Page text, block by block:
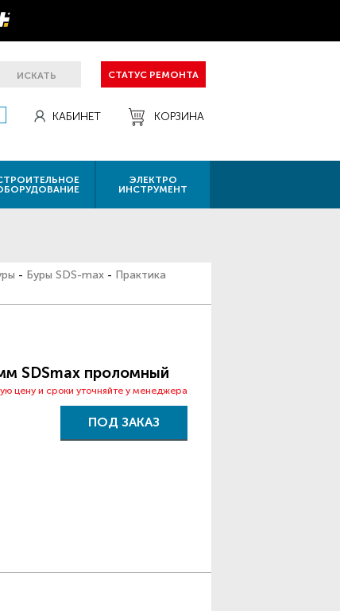
ИСКАТЬ СТАТУС РЕМОНТА
КАБИНЕТ КОРЗИНА
ЭЛЕКТРО
ИНСТРУМЕНТ
- Буры SDS-max - Практика
SDSmax проломный
цену и сроки уточняйте у менеджера
ПОД ЗАКАЗ